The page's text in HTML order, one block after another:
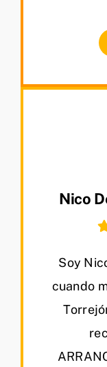
Nico
Soy
cuando